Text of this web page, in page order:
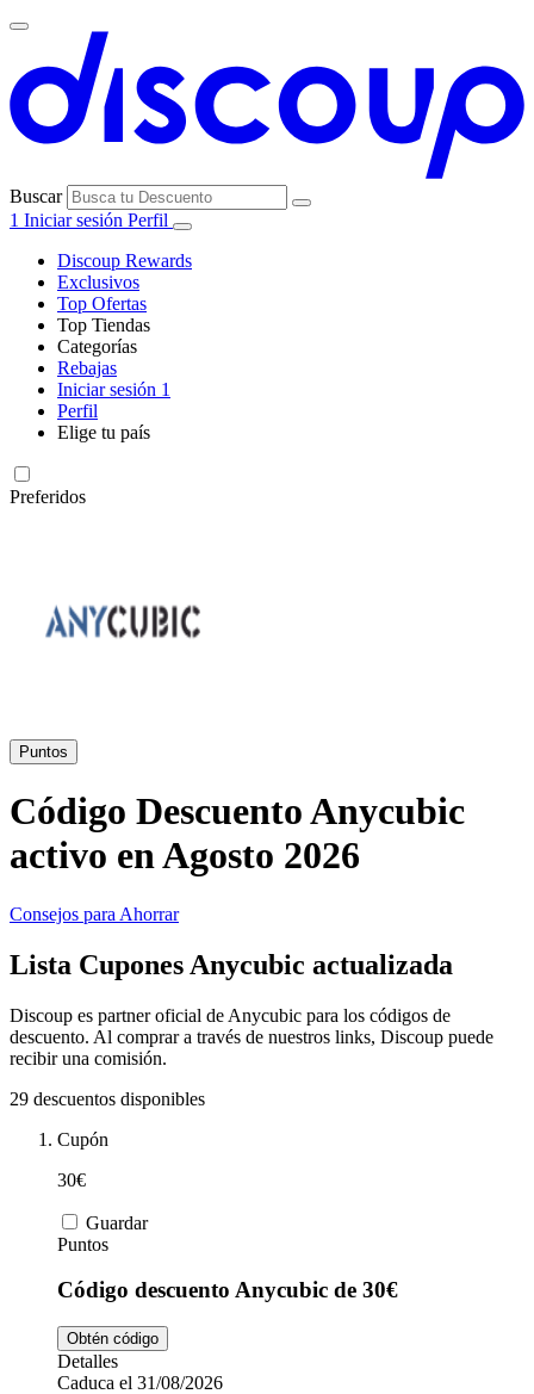
Buscar
1 Iniciar sesión Perfil
Discoup Rewards
Exclusivos
Top Ofertas
Top Tiendas
AliExpress
Amazon
Booking.com
Temu
Nike
Categorías
Electrónica e
Vacaciones y
Transporte
Perfumes
Tiempo libre
Salud y
Rebajas
Iniciar sesión 1
Perfil
Elige tu país
Preferidos
Puntos
Código Descuento Anycubic
activo en Agosto 2026
Consejos para Ahorrar
Lista Cupones Anycubic actualizada
Discoup es partner oficial de Anycubic para los códigos de
descuento. Al comprar a través de nuestros links, Discoup puede
recibir una comisión.
29 descuentos disponibles
Cupón
30€
Guardar
Puntos
Código descuento Anycubic de 30€
Obtén código
Detalles
Caduca el 31/08/2026